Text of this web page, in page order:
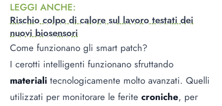
LEGGI ANCHE:
Rischio colpo di calore sul lavoro testati dei
nuovi biosensori
Come funzionano gli smart patch?
I cerotti intelligenti funzionano sfruttando
materiali tecnologicamente molto avanzati. Quelli
utilizzati per monitorare le ferite croniche, per